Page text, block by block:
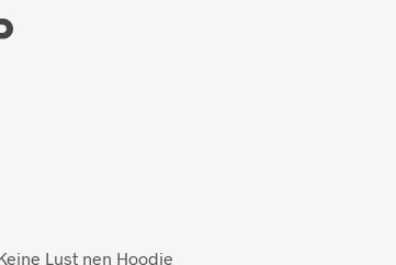
Lust nen Hoodie